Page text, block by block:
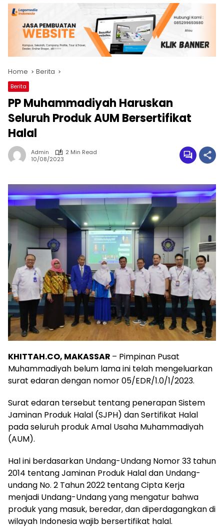
Home Berita
Berita
PP Muhammadiyah Haruskan
Seluruh Produk AUM Bersertifikat
Halal
Admin
2 Min Read
10/08/2023
KHITTAH.CO, MAKASSAR – Pimpinan Pusat
Muhammadiyah belum lama ini telah mengeluarkan
surat edaran dengan nomor 05/EDR/1.0/1/2023.
Surat edaran tersebut tentang penerapan Sistem
Jaminan Produk Halal (SJPH) dan Sertifikat Halal
pada seluruh produk Amal Usaha Muhammadiyah
(AUM).
Hal ini berdasarkan Undang-Undang Nomor 33 tahun
2014 tentang Jaminan Produk Halal dan Undang-
undang No. 2 Tahun 2022 tentang Cipta Kerja
menjadi Undang-Undang yang mengatur bahwa
produk yang masuk, beredar, dan diperdagangkan di
wilayah Indonesia wajib bersertifikat halal.